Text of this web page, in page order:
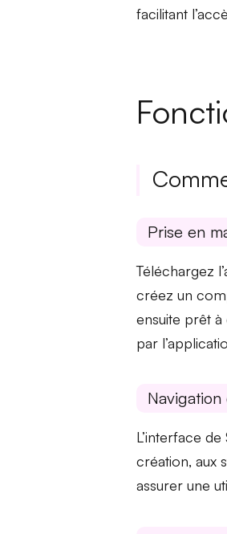
facilitant
Prise en
Téléchargez
créez un
ensuite prêt
par
Navigation
L’interface
création, aux
assurer une